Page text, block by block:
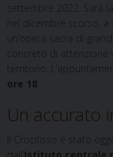
settembre 2022. Sarà la
nel dicembre scorso, a
un’opera sacra di
concreto di
territorio.
ore 18
Un accurato
Il Crocifisso è stato